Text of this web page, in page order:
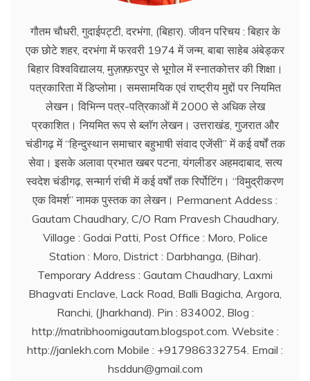
गौतम चौधरी, गुदाईपट्टी, दरभंगा, (बिहार). जीवन परिचय : बिहार के
एक छोटे शहर, दरभंगा में फरवरी 1974 में जन्म, बाबा साहेब अंबेड्कर
बिहार विश्वविद्यालय, मुज़फ़्फ़रपुर से भूगोल में स्नातकोत्तर की शिक्षा।
पत्रकारिता में डिप्लोमा। समसामयिक एवं राष्ट्रीय मुद्दों पर नियमित
लेखन। विभिन्न पत्र-पत्रिकाओं में 2000 से अधिक लेख
प्रकाशित। नियमित रूप से ब्लाॅग लेखन। उत्तराखंड, गुजरात और
चंडीगढ़ में ‘‘हिन्दुस्थान समाचार बहुभाषी संवाद एजेंसी’’ में कई वर्षों तक
सेवा। इसके अलावा प्रभात खबर पटना, यंगलीडर अहमदाबाद, सत्य
स्वदेश चंडीगढ़, सन्मार्ग रांची में कई वर्षों तक रिर्पोटिंग। ‘‘विमुद्रीकरण
एक विमर्श’’ नामक पुस्तक का लेखन। Permanent Addess :
Gautam Chaudhary, C/O Ram Pravesh Chaudhary,
Village : Godai Patti, Post Office : Moro, Police
Station : Moro, District : Darbhanga, (Bihar).
Temporary Address : Gautam Chaudhary, Laxmi
Bhagvati Enclave, Lack Road, Balli Bagicha, Argora,
Ranchi, (Jharkhand). Pin : 834002, Blog :
http://matribhoomigautam.blogspot.com. Website :
http://janlekh.com Mobile : +917986332754. Email :
hsddun@gmail.com